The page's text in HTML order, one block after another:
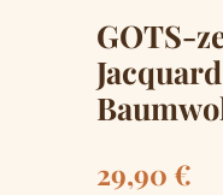
GOTS-
Regulärer Preis:
29,90 €